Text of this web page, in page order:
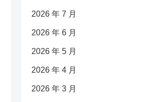
2026 年 7 月
2026 年 6 月
2026 年 5 月
2026 年 4 月
2026 年 3 月